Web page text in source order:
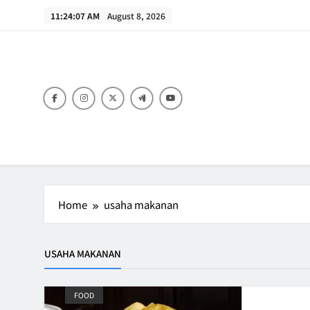
11:24:07 AM August 8, 2026
Home usaha makanan
USAHA MAKANAN
FOOD